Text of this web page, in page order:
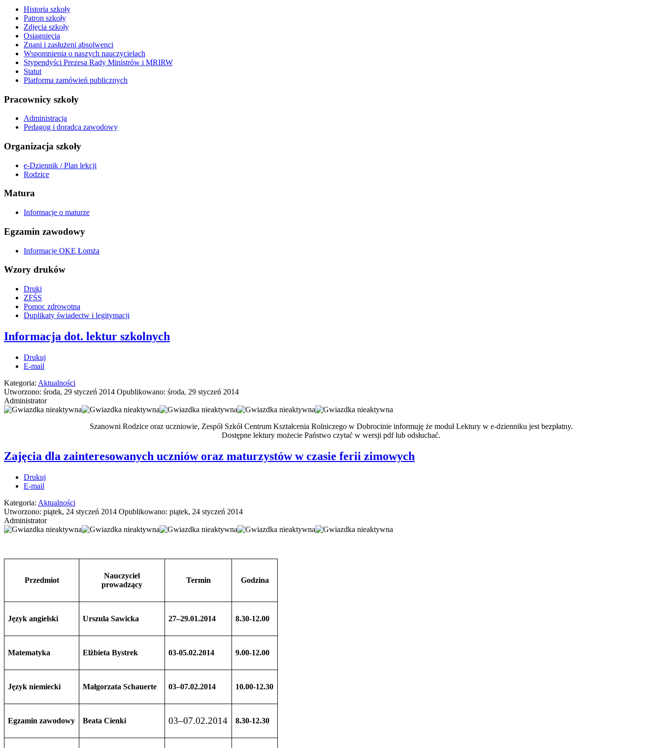
Historia szkoły
Patron szkoły
Zdjęcia szkoły
Osiągnięcia
Znani i zasłużeni absolwenci
Wspomnienia o naszych nauczycielach
Stypendyści Prezesa Rady Ministrów i MRIRW
Statut
Platforma zamówień publicznych
Pracownicy szkoły
Administracja
Pedagog i doradca zawodowy
Organizacja szkoły
e-Dziennik / Plan lekcji
Rodzice
Matura
Informacje o maturze
Egzamin zawodowy
Informacje OKE Łomża
Wzory druków
Druki
ZFŚS
Pomoc zdrowotna
Duplikaty świadectw i legitymacji
Informacja dot. lektur szkolnych
Drukuj
E-mail
Kategoria: Aktualności
Utworzono: środa, 29 styczeń 2014 Opublikowano: środa, 29 styczeń 2014
Administrator
Szanowni Rodzice oraz uczniowie, Zespół Szkół Centrum Kształcenia Rolniczego w Dobrocinie informuję że moduł Lektury w e-dzienniku jest bezpłatny.
Dostępne lektury możecie Państwo czytać w wersji pdf lub odsłuchać.
Zajęcia dla zainteresowanych uczniów oraz maturzystów w czasie ferii zimowych
Drukuj
E-mail
Kategoria: Aktualności
Utworzono: piątek, 24 styczeń 2014 Opublikowano: piątek, 24 styczeń 2014
Administrator
Przedmiot
Nauczyciel
prowadzący
Termin Godzina
Język angielski Urszula Sawicka 27–29.01.2014 8.30-12.00
Matematyka Elżbieta Bystrek 03-05.02.2014 9.00-12.00
Język niemiecki Małgorzata Schauerte 03–07.02.2014 10.00-12.30
Egzamin zawodowy Beata Cienki 03–07.02.2014 8.30-12.30